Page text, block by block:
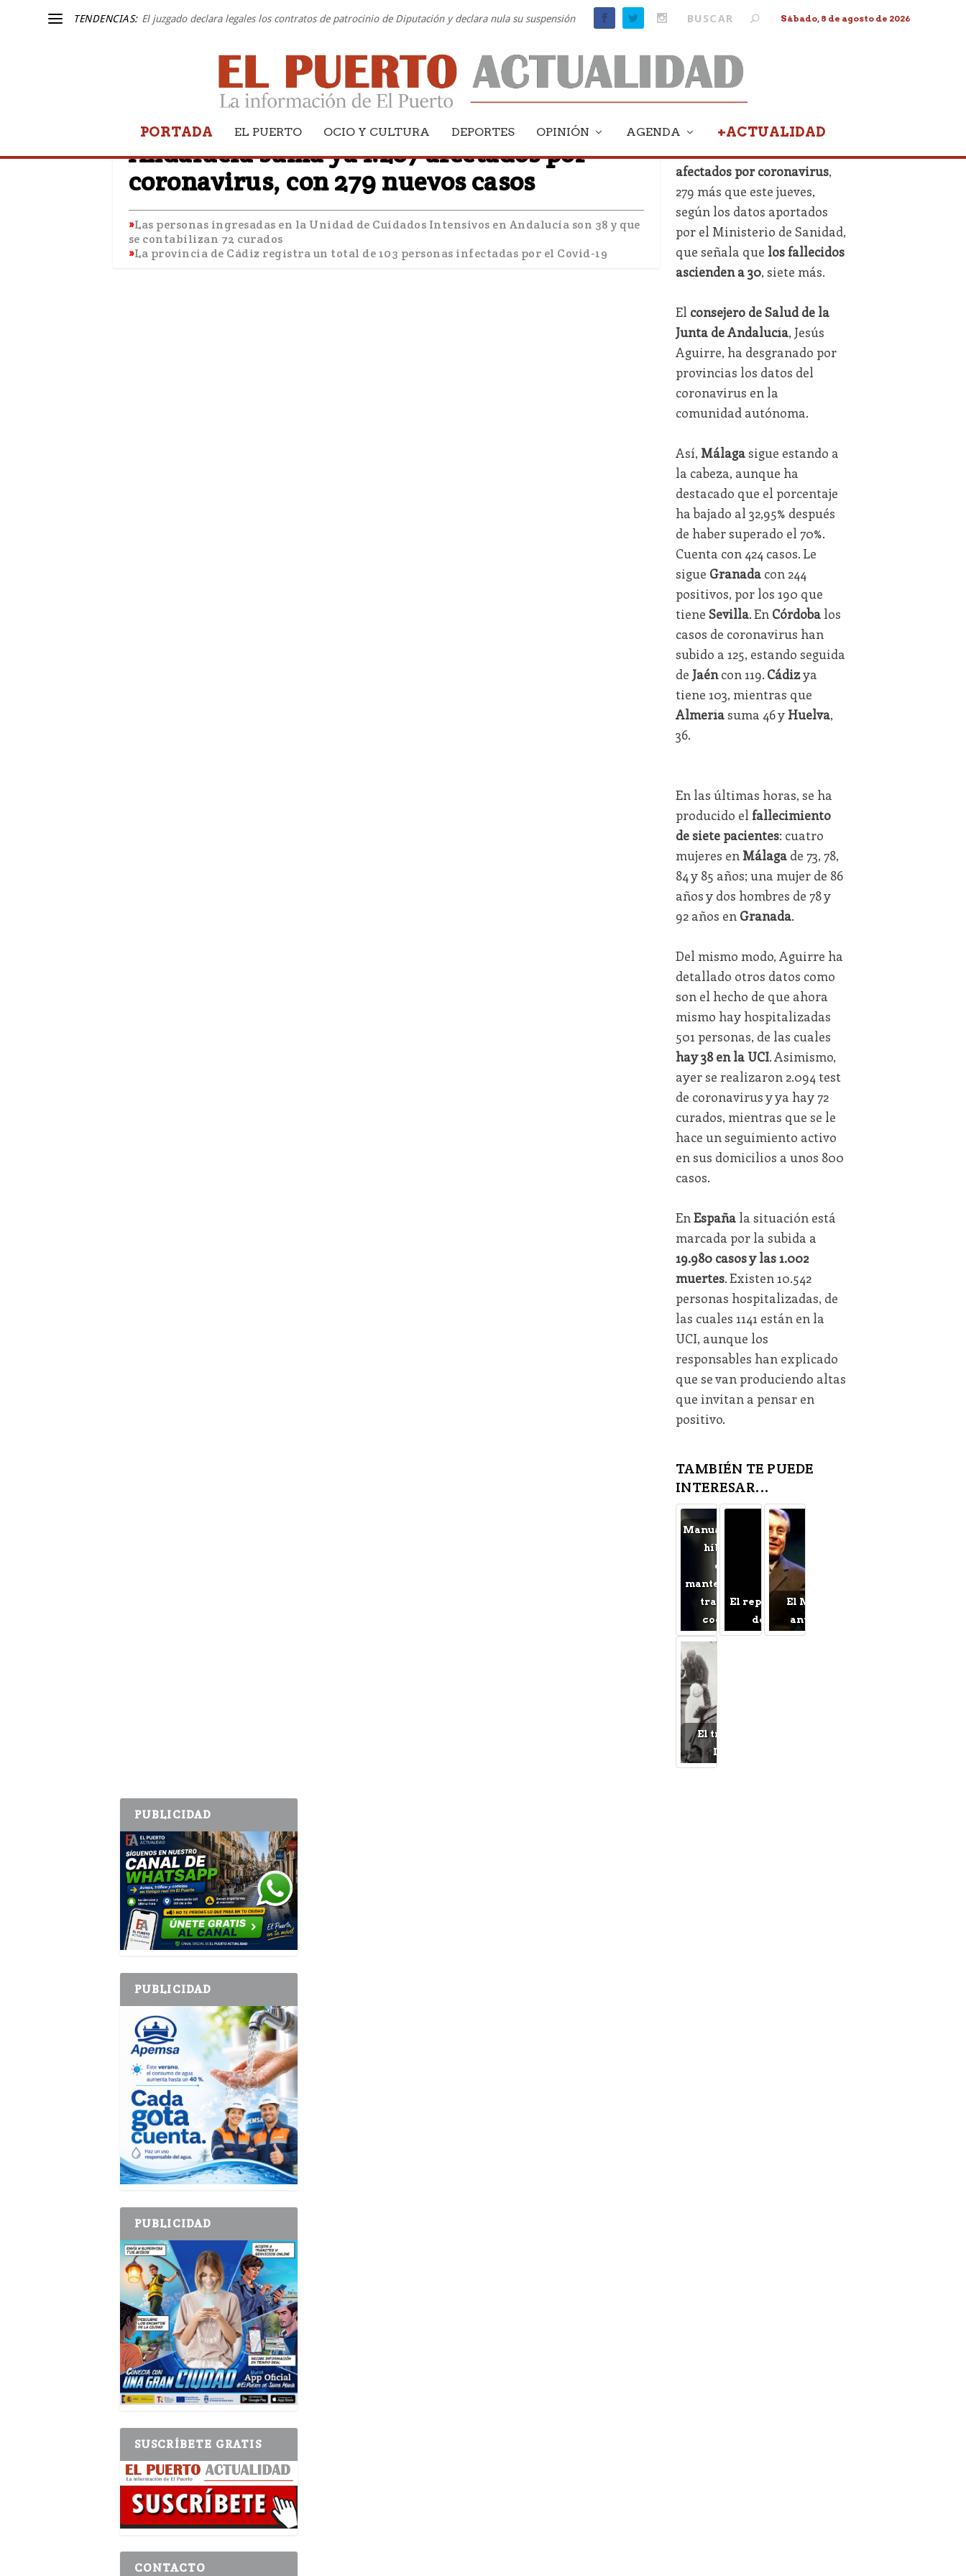
TENDENCIAS: El juzgado declara legales los contratos de patrocinio de Diputación y declara nula su suspensión Sábado, 8 de agosto de 2026
PORTADA EL PUERTO OCIO Y CULTURA DEPORTES OPINIÓN AGENDA +ACTUALIDAD
CORONAVIRUS
Andalucía suma ya 1.287 afectados por
coronavirus, con 279 nuevos casos
Las personas ingresadas en la Unidad de Cuidados Intensivos en Andalucía son 38 y que
se contabilizan 72 curados
La provincia de Cádiz registra un total de 103 personas infectadas por el Covid-19
afectados por coronavirus,
279 más que este jueves,
según los datos aportados
por el Ministerio de Sanidad,
que señala que los fallecidos
ascienden a 30, siete más.
El consejero de Salud de la
Junta de Andalucía, Jesús
Aguirre, ha desgranado por
provincias los datos del
coronavirus en la
comunidad autónoma.
Así, Málagasigue estando a
la cabeza, aunque ha
destacado que el porcentaje
ha bajado al 32,95% después
de haber superado el 70%.
Cuenta con 424 casos. Le
sigue Granada con 244
positivos, por los 190 que
tiene Sevilla. En Córdoba los
casos de coronavirus han
subido a 125, estando seguida
de Jaéncon 119. Cádizya
tiene 103, mientras que
Almeríasuma 46 y Huelva,
36.
En las últimas horas, se ha
producido el fallecimiento
de siete pacientes: cuatro
mujeres en Málaga de 73, 78,
84 y 85 años; una mujer de 86
años y dos hombres de 78 y
92 años en Granada.
Del mismo modo, Aguirre ha
detallado otros datos como
son el hecho de que ahora
mismo hay hospitalizadas
501 personas, de las cuales
hay 38 en la UCI. Asimismo,
ayer se realizaron 2.094 test
de coronavirus y ya hay 72
curados, mientras que se le
hace un seguimiento activo
en sus domicilios a unos 800
casos.
EnEspaña la situación está
marcada por la subida a
19.980 casos y las 1.002
muertes. Existen 10.542
personas hospitalizadas, de
las cuales 1141 están en la
UCI, aunque los
responsables han explicado
que se van produciendo altas
que invitan a pensar en
positivo.
TAMBIÉN TE PUEDE
INTERESAR...
Manual, automático o
híbrido: cómo
cambia el
mantenimiento de la
transmisión en
coches usados
El repudiable drama
de la Guerra
El Miloš Forman
anticomunista
El tren y la Gran
Depresión
PUBLICIDAD
PUBLICIDAD
PUBLICIDAD
SUSCRÍBETE GRATIS
CONTACTO